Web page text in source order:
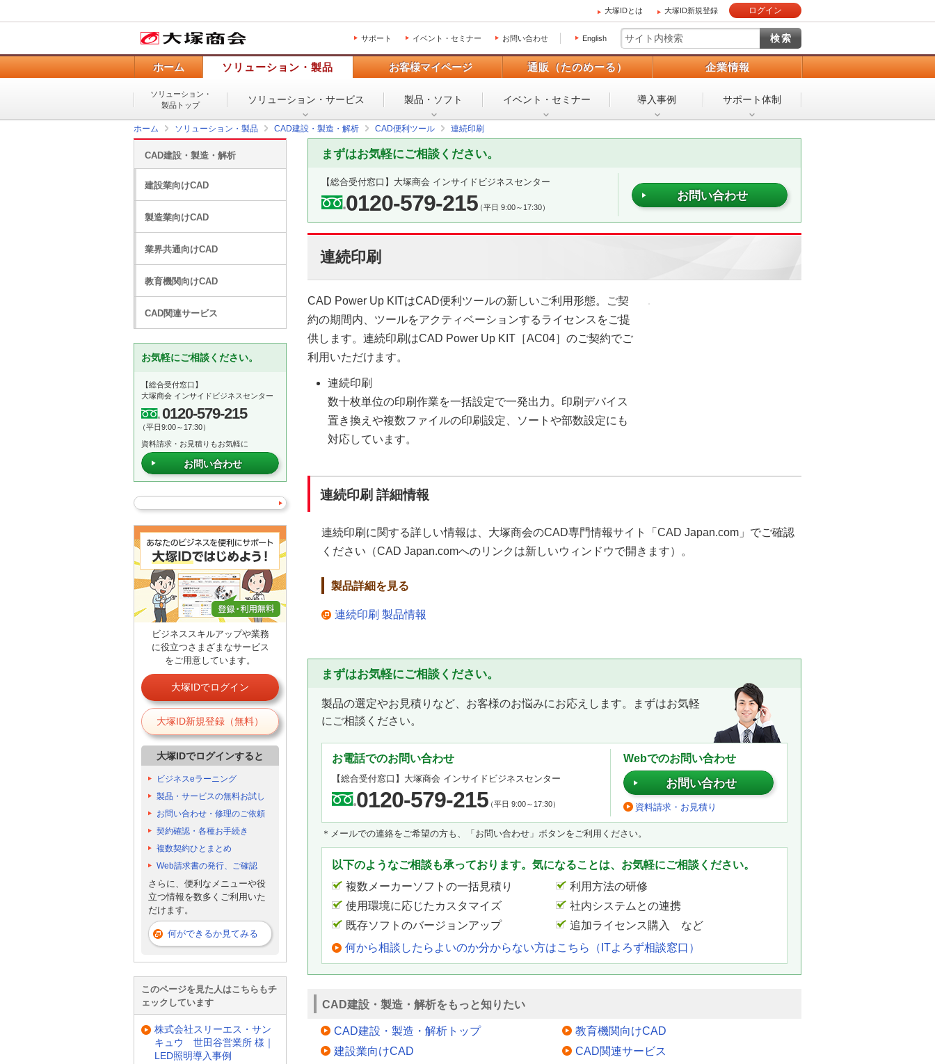
大塚IDとは 大塚ID新規登録 ログイン
サポート イベント・セミナー お問い合わせ English
ホーム ソリューション・製品 お客様マイページ 通販（たのめーる） 企業情報
ソリューション・
製品トップ
ソリューション・ サービス 製品・ソフト イベント・ セミナー 導入事例 サポート体制
ホーム ソリューション・製品 CAD建設・製造・解析 CAD便利ツール 連続印刷
まずはお気軽にご相談ください。
【総合受付窓口】 大塚商会 インサイドビジネスセンター
0120-579-215（平日 9:00～17:30）
お問い合わせ
連続印刷
CAD Power Up KITはCAD便利ツールの新しいご利用形態。ご契
約の期間内、ツールをアクティベーションするライセンスをご提
供します。連続印刷はCAD Power Up KIT［AC04］のご契約でご
利用いただけます。
連続印刷
数十枚単位の印刷作業を一括設定で一発出力。印刷デバイス
置き換えや複数ファイルの印刷設定、ソートや部数設定にも
対応しています。
連続印刷 詳細情報
連続印刷に関する詳しい情報は、大塚商会のCAD専門情報サイト「CAD Japan.com」でご確認
ください（CAD Japan.comへのリンクは新しいウィンドウで開きます）。
製品詳細を見る
連続印刷 製品情報
まずはお気軽にご相談ください。
製品の選定やお見積りなど、お客様のお悩みにお応えします。まずはお気軽
にご相談ください。
お電話でのお問い合わせ
【総合受付窓口】 大塚商会 インサイドビジネスセンター
0120-579-215（平日 9:00～17:30）
Webでのお問い合わせ
お問い合わせ
資料請求・お見積り
＊メールでの連絡をご希望の方も、「お問い合わせ」ボタンをご利用ください。
以下のようなご相談も承っております。気になることは、お気軽にご相談ください。
複数メーカーソフトの一括見積り
利用方法の研修
使用環境に応じたカスタマイズ
社内システムとの連携
既存ソフトのバージョンアップ
追加ライセンス購入 など
何から相談したらよいのか分からない方はこちら（ITよろず相談窓口）
CAD建設・製造・解析をもっと知りたい
CAD建設・製造・解析トップ
建設業向けCAD
教育機関向けCAD
CAD関連サービス
CAD建設・製造・解析
建設業向けCAD
製造業向けCAD
業界共通向けCAD
教育機関向けCAD
CAD関連サービス
お気軽にご相談ください。
【総合受付窓口】
大塚商会 インサイドビジネスセンター
0120-579-215
（平日9:00～17:30）
資料請求・お見積りもお気軽に
お問い合わせ
ビジネススキルアップや業務
に役立つさまざまなサービス
をご用意しています。
大塚IDでログイン
大塚ID新規登録（無料）
大塚IDでログインすると
ビジネスeラーニング
製品・サービスの無料お試し
お問い合わせ・修理のご依頼
契約確認・各種お手続き
複数契約ひとまとめ
Web請求書の発行、ご確認
さらに、便利なメニューや役
立つ情報を数多くご利用いた
だけます。
何ができるか見てみる
このページを見た人はこちらもチ
ェックしています
株式会社スリーエス・サン
キュウ 世田谷営業所 様｜
LED照明導入事例